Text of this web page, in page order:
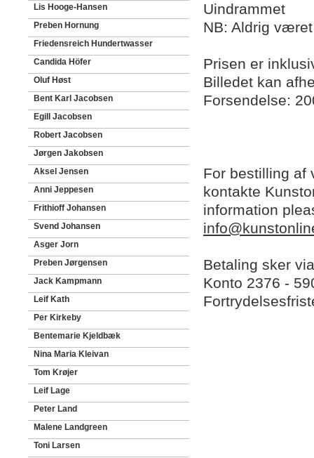
Lis Hooge-Hansen
Preben Hornung
Friedensreich Hundertwasser
Candida Höfer
Oluf Høst
Bent Karl Jacobsen
Egill Jacobsen
Robert Jacobsen
Jørgen Jakobsen
Aksel Jensen
Anni Jeppesen
Frithioff Johansen
Svend Johansen
Asger Jorn
Preben Jørgensen
Jack Kampmann
Leif Kath
Per Kirkeby
Bentemarie Kjeldbæk
Nina Maria Kleivan
Tom Krøjer
Leif Lage
Peter Land
Malene Landgreen
Toni Larsen
Uindrammet
NB: Aldrig
Prisen er
Billedet kan
Forsendelse:
For bestilling af
kontakte
information
Betaling sker
Konto 2376 -